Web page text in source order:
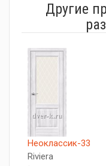
Другие
Неоклассик-33
Riviera